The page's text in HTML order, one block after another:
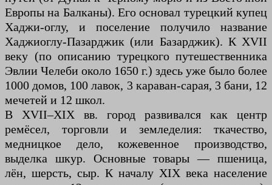
Европы на Балканы). Его основал турецкий купец
Хаджи-оглу, и поселение получило название
Хаджиоглу-Пазарджик (или Базарджик). К XVII
веку (по описанию турецкого путешественника
Эвлии Челеби около 1650 г.) здесь уже было более
1000 домов, 100 лавок, 3 караван-сарая, 3 бани, 12
мечетей и 12 школ.
В XVII–XIX вв. город развивался как центр
ремёсел, торговли и земледелия: ткачество,
медницкое дело, кожевенное производство,
выделка шкур. Основные товары — пшеница,
лён, шерсть, сыр. К началу XIX века население